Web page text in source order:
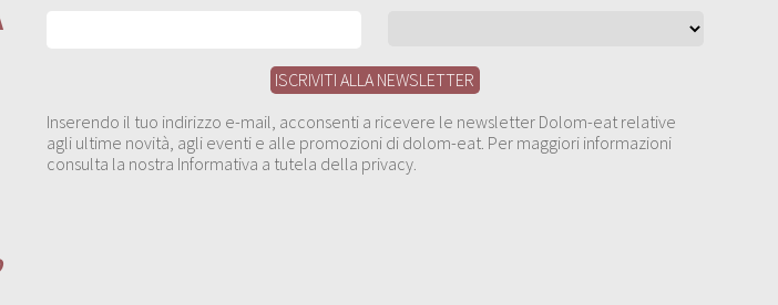
Inserendo il tuo indirizzo e-mail, acconsenti a ricevere le newsletter Dolom-eat relative
agli ultime novità, agli eventi e alle promozioni di dolom-eat. Per maggiori informazioni
consulta la nostra Informativa a tutela della privacy.